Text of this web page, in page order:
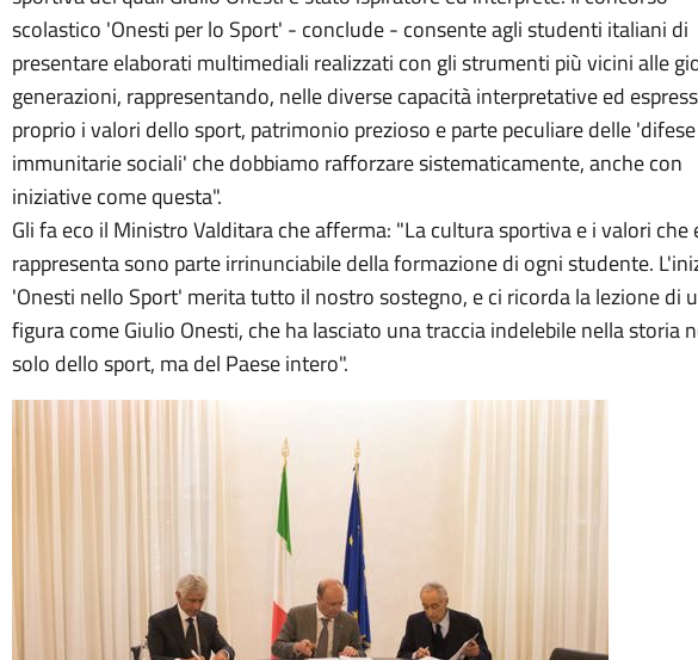
scolastico 'Onesti per lo Sport' - conclude - consente agli studenti italiani di
presentare elaborati multimediali realizzati con gli strumenti più vicini alle
generazioni, rappresentando, nelle diverse capacità interpretative ed
proprio i valori dello sport, patrimonio prezioso e parte peculiare delle 'difese
immunitarie sociali' che dobbiamo rafforzare sistematicamente, anche con
iniziative come questa".
Gli fa eco il Ministro Valditara che afferma: "La cultura sportiva e i valori che
rappresenta sono parte irrinunciabile della formazione di ogni studente.
'Onesti nello Sport' merita tutto il nostro sostegno, e ci ricorda la lezione di
figura come Giulio Onesti, che ha lasciato una traccia indelebile nella storia
solo dello sport, ma del Paese intero".